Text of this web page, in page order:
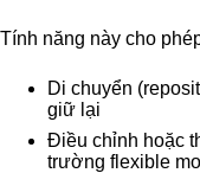
Tính năng này cho
Di chuyển
giữ lại
Điều chỉnh hoặc
trường flexible